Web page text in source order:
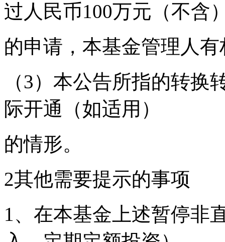
过人民币100万元（不含
的申请，本基金管理人
（3）本公告所指的转
际开通（如适用）
的情形。
2其他需要提示的事项
1、在本基金上述暂停非